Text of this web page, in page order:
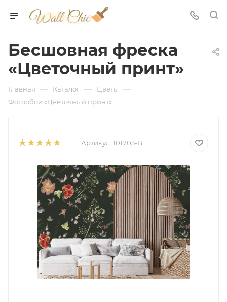
Бесшовная фреска
«Цветочный принт»
Главная — Каталог — Цветы —
Фотообои «Цветочный принт»
Артикул: 101703-B